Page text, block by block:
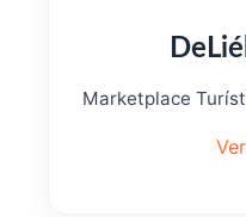
Marketplace